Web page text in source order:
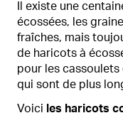
Il existe une
écossées, les
fraîches, mais
de haricots à
pour les
qui sont de plus
Voici les haricots